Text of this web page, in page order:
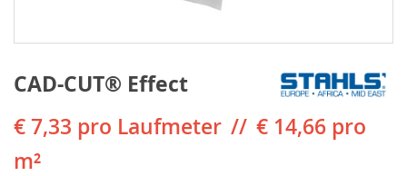
CAD-CUT® Effect
€ 7,33 pro Laufmeter
€ 14,66 pro
m²